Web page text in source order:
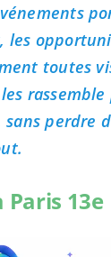
les
toutes
perdre
Paris 13e